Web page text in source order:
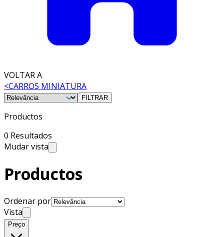
VOLTAR A
<CARROS MINIATURA
FILTRAR
Productos
0 Resultados
Mudar vista
Productos
Ordenar por
Vista
Preço